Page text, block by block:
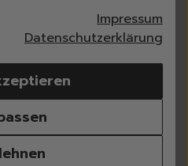
Bürsten
Zubehör
Nature All - Öko Reinigung
Waschen
Weißwäsche
Buntwäsche
Schwarzwäsche
Sportwäsche
Impressum
Datenschutzerklärung